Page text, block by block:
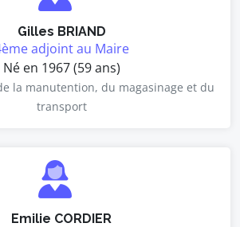
Gilles BRIAND
adjoint au Maire
Né en 1967 (59 ans)
la manutention, du magasinage et du
transport
Emilie CORDIER